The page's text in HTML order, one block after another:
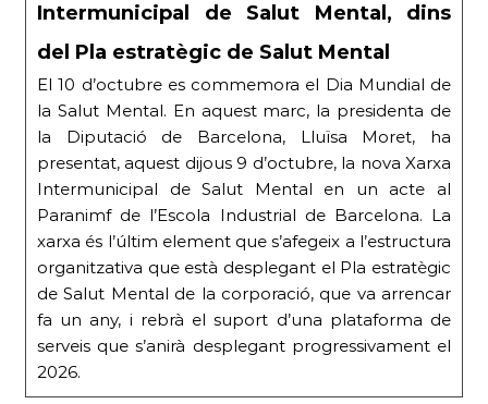
Intermunicipal de Salut Mental, dins
del Pla estratègic de Salut Mental
El 10 d’octubre es commemora el Dia Mundial de
la Salut Mental. En aquest marc, la presidenta de
la Diputació de Barcelona, Lluïsa Moret, ha
presentat, aquest dijous 9 d’octubre, la nova Xarxa
Intermunicipal de Salut Mental en un acte al
Paranimf de l’Escola Industrial de Barcelona. La
xarxa és l’últim element que s’afegeix a l’estructura
organitzativa que està desplegant el Pla estratègic
de Salut Mental de la corporació, que va arrencar
fa un any, i rebrà el suport d’una plataforma de
serveis que s’anirà desplegant progressivament el
2026.